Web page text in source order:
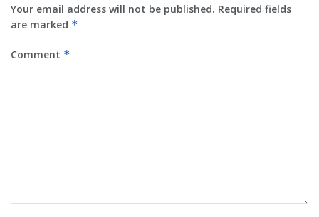
Your email address will not be published. Required fields
are marked *
Comment *